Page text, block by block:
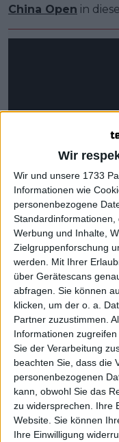
Wir
Wir und unsere 1733
Informationen wie
personenbezogene
Werbung und Inhalte,
Zielgruppenforschung
werden.
Mit Ihrer
über Gerätescans
abfragen. Sie können
klicken, um der o. a.
Partner zuzustimmen.
Informationen
Sie der Verarbeitung
beachten Sie, dass die
personenbezogenen
kann, obwohl Sie das
zu widersprechen. Ihre
Website. Sie können
Ihre Einwilligung
China Open in
Weiterlesen
"All diese
konfrontiert ist,
zurückzuführen,